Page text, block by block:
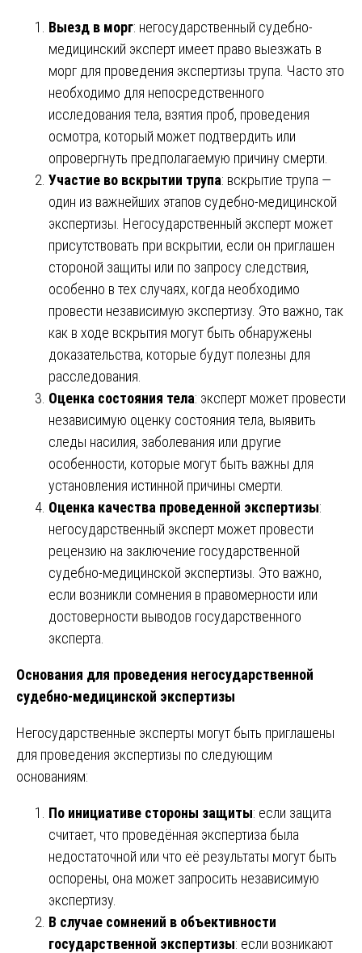
Выезд в морг: негосударственный судебно-
медицинский эксперт имеет право выезжать в
морг для проведения экспертизы трупа. Часто это
необходимо для непосредственного
исследования тела, взятия проб, проведения
осмотра, который может подтвердить или
опровергнуть предполагаемую причину смерти.
Участие во вскрытии трупа: вскрытие трупа —
один из важнейших этапов судебно-медицинской
экспертизы. Негосударственный эксперт может
присутствовать при вскрытии, если он приглашен
стороной защиты или по запросу следствия,
особенно в тех случаях, когда необходимо
провести независимую экспертизу. Это важно, так
как в ходе вскрытия могут быть обнаружены
доказательства, которые будут полезны для
расследования.
Оценка состояния тела: эксперт может провести
независимую оценку состояния тела, выявить
следы насилия, заболевания или другие
особенности, которые могут быть важны для
установления истинной причины смерти.
Оценка качества проведенной экспертизы:
негосударственный эксперт может провести
рецензию на заключение государственной
судебно-медицинской экспертизы. Это важно,
если возникли сомнения в правомерности или
достоверности выводов государственного
эксперта.
Основания для проведения негосударственной
судебно-медицинской экспертизы
Негосударственные эксперты могут быть приглашены
для проведения экспертизы по следующим
основаниям:
По инициативе стороны защиты: если защита
считает, что проведённая экспертиза была
недостаточной или что её результаты могут быть
оспорены, она может запросить независимую
экспертизу.
В случае сомнений в объективности
государственной экспертизы: если возникают